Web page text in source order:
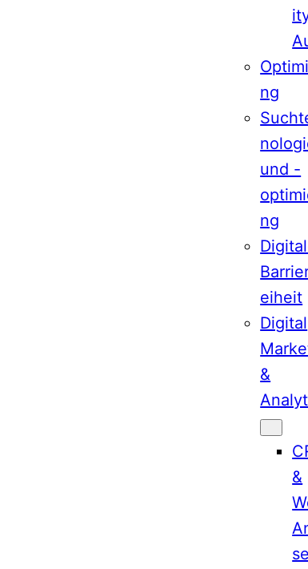
ng
und -
ng
eiheit
Digital
&
&
se